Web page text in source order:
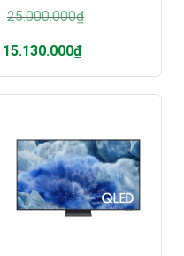
25.000.000₫
gốc
là:
15.130.000₫
Giá
hiện
15.130.000₫.